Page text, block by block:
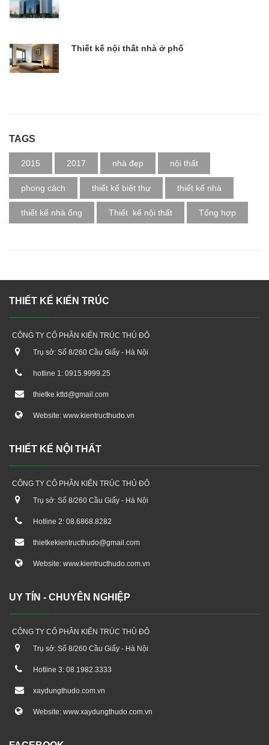
Thiết kế nội thất nhà ở phố
TAGS
2015 2017 nhà đẹp nội thất
phong cách thiết kế biệt thự thiết kế nhà
thiết kế nhà ống Thiết kế nội thất Tổng hợp
THIẾT KẾ KIẾN TRÚC
CÔNG TY CỔ PHẦN KIẾN TRÚC THỦ ĐÔ
Trụ sở: Số 8/260 Cầu Giấy - Hà Nội
hotline 1: 0915.9999.25
thietke.kttd@gmail.com
Website: www.kientructhudo.vn
THIẾT KẾ NỘI THẤT
CÔNG TY CỔ PHẦN KIẾN TRÚC THỦ ĐÔ
Trụ sở: Số 8/260 Cầu Giấy - Hà Nội
Hotline 2: 08.6868.8282
thietkekientructhudo@gmail.com
Website: www.kientructhudo.com.vn
UY TÍN - CHUYÊN NGHIỆP
CÔNG TY CỔ PHẦN KIẾN TRÚC THỦ ĐÔ
Trụ sở: Số 8/260 Cầu Giấy - Hà Nội
Hotline 3: 08.1982.3333
xaydungthudo.com.vn
Website: www.xaydungthudo.com.vn